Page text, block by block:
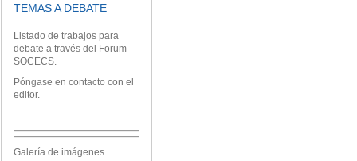
TEMAS A DEBATE
Listado de trabajos para
debate a través del Forum
SOCECS.
Póngase en contacto con el
editor.
Galería de imágenes